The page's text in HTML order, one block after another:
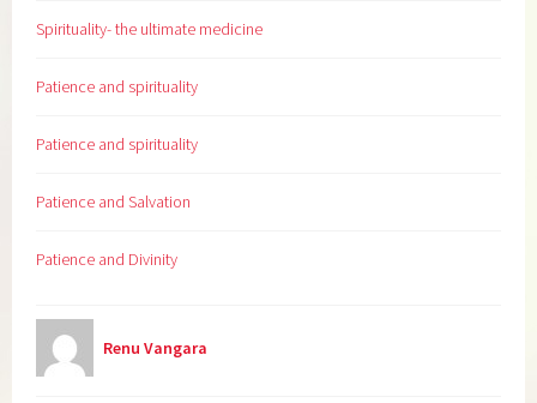
Spirituality- the ultimate medicine
Patience and spirituality
Patience and spirituality
Patience and Salvation
Patience and Divinity
Renu Vangara